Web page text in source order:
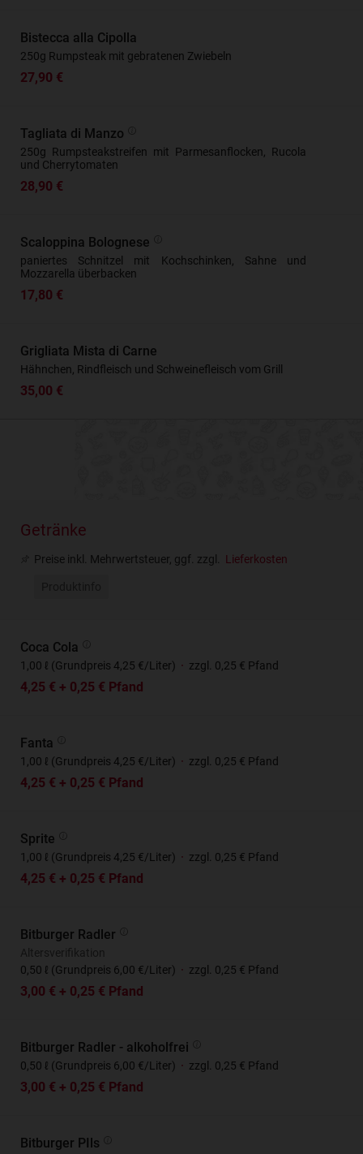
Bistecca alla Cipolla
250g Rumpsteak mit gebratenen Zwiebeln
27,90 €
Tagliata di Manzo
250g Rumpsteakstreifen mit Parmesanflocken, Rucola
und Cherrytomaten
28,90 €
Scaloppina Bolognese
paniertes Schnitzel mit Kochschinken, Sahne und
Mozzarella überbacken
17,80 €
Grigliata Mista di Carne
Hähnchen, Rindfleisch und Schweinefleisch vom Grill
35,00 €
Getränke
Preise inkl. Mehrwertsteuer, ggf. zzgl. Lieferkosten
Coca Cola
1,00 ℓ (Grundpreis 4,25 €/Liter) · zzgl. 0,25 € Pfand
4,25 € + 0,25 € Pfand
Fanta
1,00 ℓ (Grundpreis 4,25 €/Liter) · zzgl. 0,25 € Pfand
4,25 € + 0,25 € Pfand
Sprite
1,00 ℓ (Grundpreis 4,25 €/Liter) · zzgl. 0,25 € Pfand
4,25 € + 0,25 € Pfand
Bitburger Radler
Altersverifikation
0,50 ℓ (Grundpreis 6,00 €/Liter) · zzgl. 0,25 € Pfand
3,00 € + 0,25 € Pfand
Bitburger Radler - alkoholfrei
0,50 ℓ (Grundpreis 6,00 €/Liter) · zzgl. 0,25 € Pfand
3,00 € + 0,25 € Pfand
Bitburger PIls